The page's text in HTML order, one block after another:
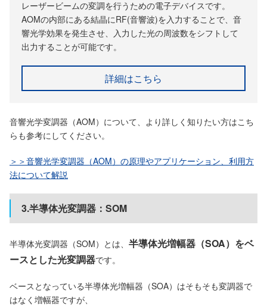
レーザービームの変調を行うための電子デバイスです。
AOMの内部にある結晶にRF(音響波)を入力することで、音
響光学効果を発生させ、入力した光の周波数をシフトして
出力することが可能です。
詳細はこちら
音響光学変調器（AOM）について、より詳しく知りたい方はこち
らも参考にしてください。
＞＞音響光学変調器（AOM）の原理やアプリケーション、利用方
法について解説
3.半導体光変調器：SOM
半導体光変調器（SOM）とは、 半導体光増幅器（SOA）をベ
ースとした光変調器です。
ベースとなっている半導体光増幅器（SOA）はそもそも変調器で
はなく増幅器ですが、